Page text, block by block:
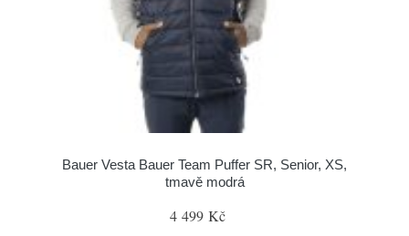
Bauer Vesta Bauer Team Puffer SR, Senior, XS,
tmavě modrá
4 499 Kč